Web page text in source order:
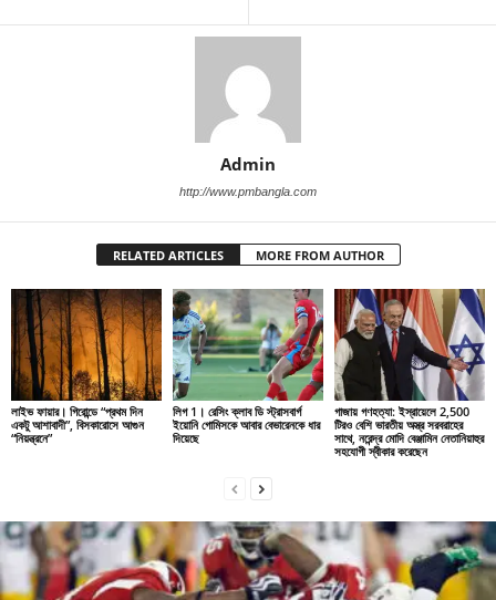
Admin
http://www.pmbangla.com
RELATED ARTICLES MORE FROM AUTHOR
লাইভ ফায়ার। গিরোন্ডে “প্রথম দিন
একটু আশাবাদী”, বিসকারোসে আগুন
“নিয়ন্ত্রনে”
লিগ 1। রেসিং ক্লাব ডি স্ট্রাসবার্গ
ইয়োনি গোমিসকে আবার বেভারেনকে ধার
দিয়েছে
গাজায় গণহত্যা: ইস্রায়েলে 2,500
টিরও বেশি ভারতীয় অস্ত্র সরবরাহের
সাথে, নরেন্দ্র মোদি বেঞ্জামিন নেতানিয়াহুর
সহযোগী স্বীকার করেছেন